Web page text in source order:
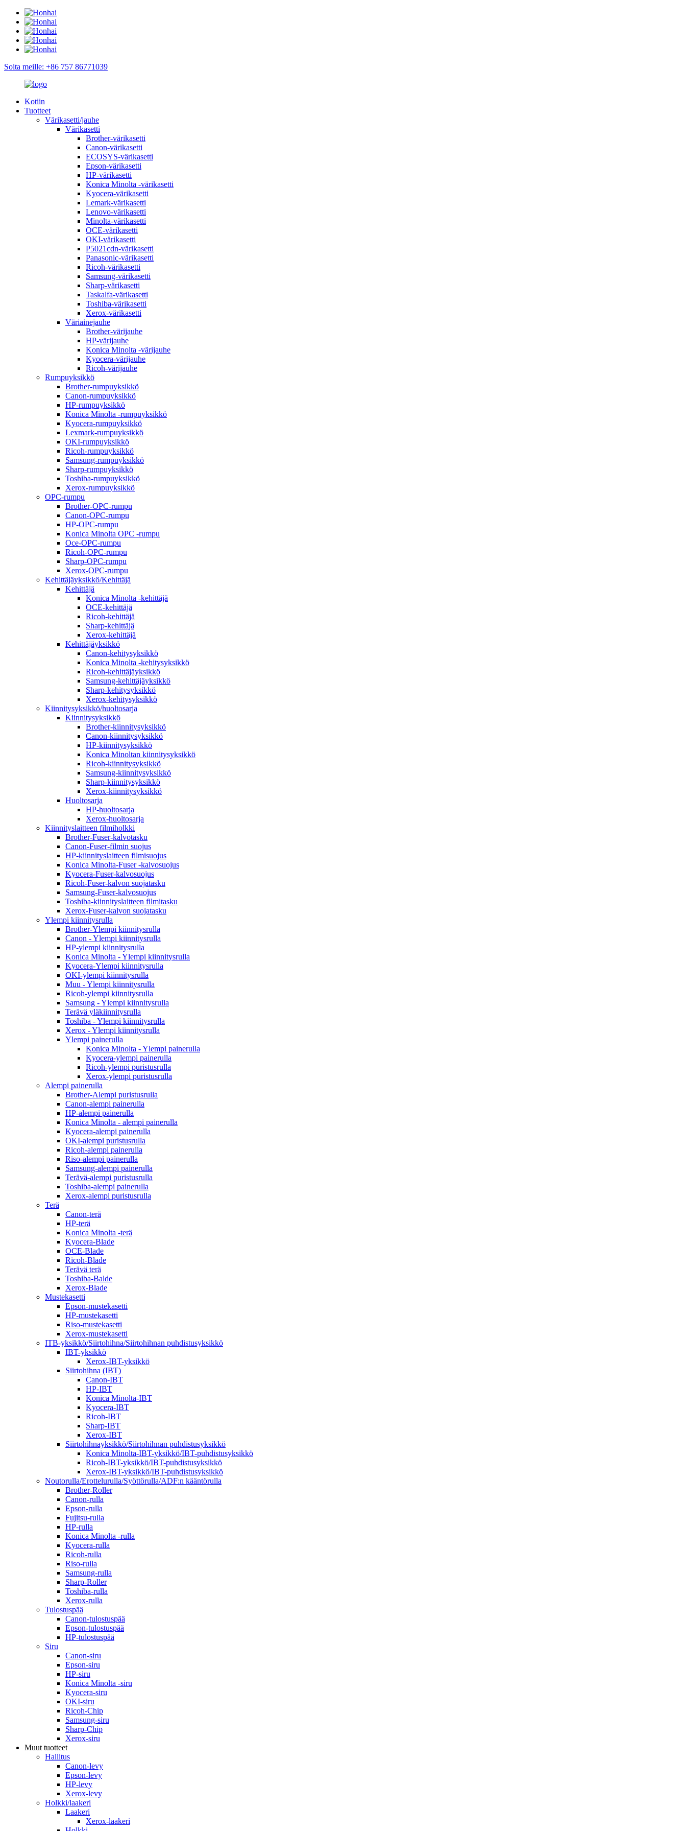
Soita meille: +86 757 86771039
Kotiin
Tuotteet
Värikasetti/jauhe
Värikasetti
Brother-värikasetti
Canon-värikasetti
ECOSYS-värikasetti
Epson-värikasetti
HP-värikasetti
Konica Minolta -värikasetti
Kyocera-värikasetti
Lemark-värikasetti
Lenovo-värikasetti
Minolta-värikasetti
OCE-värikasetti
OKI-värikasetti
P5021cdn-värikasetti
Panasonic-värikasetti
Ricoh-värikasetti
Samsung-värikasetti
Sharp-värikasetti
Taskalfa-värikasetti
Toshiba-värikasetti
Xerox-värikasetti
Väriainejauhe
Brother-värijauhe
HP-värijauhe
Konica Minolta -värijauhe
Kyocera-värijauhe
Ricoh-värijauhe
Rumpuyksikkö
Brother-rumpuyksikkö
Canon-rumpuyksikkö
HP-rumpuyksikkö
Konica Minolta -rumpuyksikkö
Kyocera-rumpuyksikkö
Lexmark-rumpuyksikkö
OKI-rumpuyksikkö
Ricoh-rumpuyksikkö
Samsung-rumpuyksikkö
Sharp-rumpuyksikkö
Toshiba-rumpuyksikkö
Xerox-rumpuyksikkö
OPC-rumpu
Brother-OPC-rumpu
Canon-OPC-rumpu
HP-OPC-rumpu
Konica Minolta OPC -rumpu
Oce-OPC-rumpu
Ricoh-OPC-rumpu
Sharp-OPC-rumpu
Xerox-OPC-rumpu
Kehittäjäyksikkö/Kehittäjä
Kehittäjä
Konica Minolta -kehittäjä
OCE-kehittäjä
Ricoh-kehittäjä
Sharp-kehittäjä
Xerox-kehittäjä
Kehittäjäyksikkö
Canon-kehitysyksikkö
Konica Minolta -kehitysyksikkö
Ricoh-kehittäjäyksikkö
Samsung-kehittäjäyksikkö
Sharp-kehitysyksikkö
Xerox-kehitysyksikkö
Kiinnitysyksikkö/huoltosarja
Kiinnitysyksikkö
Brother-kiinnitysyksikkö
Canon-kiinnitysyksikkö
HP-kiinnitysyksikkö
Konica Minoltan kiinnitysyksikkö
Ricoh-kiinnitysyksikkö
Samsung-kiinnitysyksikkö
Sharp-kiinnitysyksikkö
Xerox-kiinnitysyksikkö
Huoltosarja
HP-huoltosarja
Xerox-huoltosarja
Kiinnityslaitteen filmiholkki
Brother-Fuser-kalvotasku
Canon-Fuser-filmin suojus
HP-kiinnityslaitteen filmisuojus
Konica Minolta-Fuser -kalvosuojus
Kyocera-Fuser-kalvosuojus
Ricoh-Fuser-kalvon suojatasku
Samsung-Fuser-kalvosuojus
Toshiba-kiinnityslaitteen filmitasku
Xerox-Fuser-kalvon suojatasku
Ylempi kiinnitysrulla
Brother-Ylempi kiinnitysrulla
Canon - Ylempi kiinnitysrulla
HP-ylempi kiinnitysrulla
Konica Minolta - Ylempi kiinnitysrulla
Kyocera-Ylempi kiinnitysrulla
OKI-ylempi kiinnitysrulla
Muu - Ylempi kiinnitysrulla
Ricoh-ylempi kiinnitysrulla
Samsung - Ylempi kiinnitysrulla
Terävä yläkiinnitysrulla
Toshiba - Ylempi kiinnitysrulla
Xerox - Ylempi kiinnitysrulla
Ylempi painerulla
Konica Minolta - Ylempi painerulla
Kyocera-ylempi painerulla
Ricoh-ylempi puristusrulla
Xerox-ylempi puristusrulla
Alempi painerulla
Brother-Alempi puristusrulla
Canon-alempi painerulla
HP-alempi painerulla
Konica Minolta - alempi painerulla
Kyocera-alempi painerulla
OKI-alempi puristusrulla
Ricoh-alempi painerulla
Riso-alempi painerulla
Samsung-alempi painerulla
Terävä-alempi puristusrulla
Toshiba-alempi painerulla
Xerox-alempi puristusrulla
Terä
Canon-terä
HP-terä
Konica Minolta -terä
Kyocera-Blade
OCE-Blade
Ricoh-Blade
Terävä terä
Toshiba-Balde
Xerox-Blade
Mustekasetti
Epson-mustekasetti
HP-mustekasetti
Riso-mustekasetti
Xerox-mustekasetti
ITB-yksikkö/Siirtohihna/Siirtohihnan puhdistusyksikkö
IBT-yksikkö
Xerox-IBT-yksikkö
Siirtohihna (IBT)
Canon-IBT
HP-IBT
Konica Minolta-IBT
Kyocera-IBT
Ricoh-IBT
Sharp-IBT
Xerox-IBT
Siirtohihnayksikkö/Siirtohihnan puhdistusyksikkö
Konica Minolta-IBT-yksikkö/IBT-puhdistusyksikkö
Ricoh-IBT-yksikkö/IBT-puhdistusyksikkö
Xerox-IBT-yksikkö/IBT-puhdistusyksikkö
Noutorulla/Erottelurulla/Syöttörulla/ADF:n kääntörulla
Brother-Roller
Canon-rulla
Epson-rulla
Fujitsu-rulla
HP-rulla
Konica Minolta -rulla
Kyocera-rulla
Ricoh-rulla
Riso-rulla
Samsung-rulla
Sharp-Roller
Toshiba-rulla
Xerox-rulla
Tulostuspää
Canon-tulostuspää
Epson-tulostuspää
HP-tulostuspää
Siru
Canon-siru
Epson-siru
HP-siru
Konica Minolta -siru
Kyocera-siru
OKI-siru
Ricoh-Chip
Samsung-siru
Sharp-Chip
Xerox-siru
Muut tuotteet
Hallitus
Canon-levy
Epson-levy
HP-levy
Xerox-levy
Holkki/laakeri
Laakeri
Xerox-laakeri